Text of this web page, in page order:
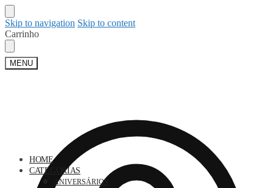
Skip to navigation Skip to content
Carrinho
MENU
HOME
CATEGORIAS
ANIVERSÁRIOS